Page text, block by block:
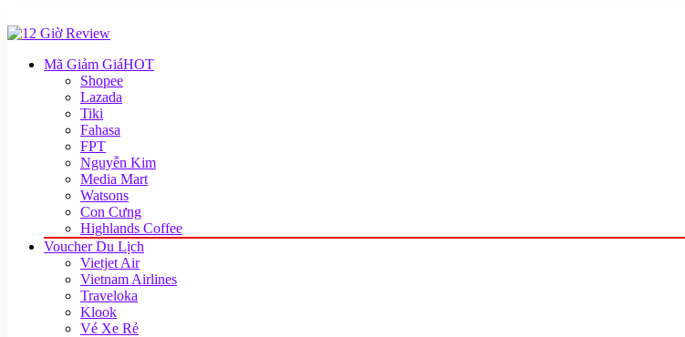
Mã Giảm GiáHOT
Shopee
Lazada
Tiki
Fahasa
FPT
Nguyễn Kim
Media Mart
Watsons
Con Cưng
Highlands Coffee
Voucher Du Lịch
Vietjet Air
Vietnam Airlines
Traveloka
Klook
Vé Xe Rẻ